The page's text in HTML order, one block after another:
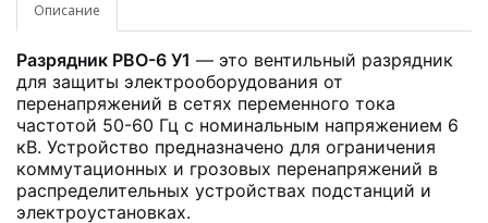
Описание
Разрядник РВО-6 У1 — это вентильный разрядник
для защиты электрооборудования от
перенапряжений в сетях переменного тока
частотой 50-60 Гц с номинальным напряжением 6
кВ. Устройство предназначено для ограничения
коммутационных и грозовых перенапряжений в
распределительных устройствах подстанций и
электроустановках.